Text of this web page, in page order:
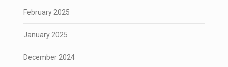
February 2025
January 2025
December 2024